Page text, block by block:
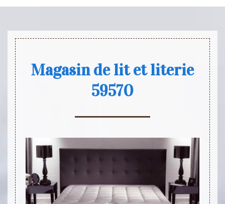
Magasin de lit et literie
59570